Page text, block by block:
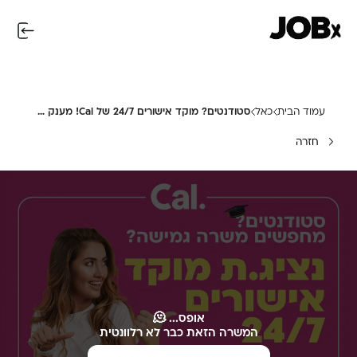
עמוד הבית כאל סטודנטים? מוקד אישורים 24/7 של Cal! מענק 14K! 🎓💰
חזרה
אופס... 🫠
המשרה הזאת כבר לא רלוונטית